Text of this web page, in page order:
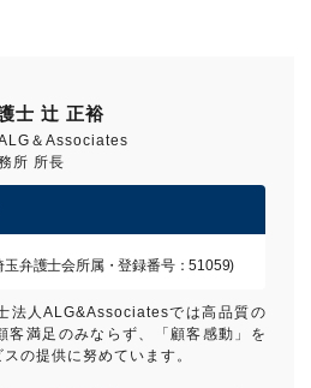
士 辻 正裕
＆Associates
所 所長
玉弁護士会所属・登録番号：51059)
法人ALG&Associatesでは高品質の
客満足のみならず、「顧客感動」を
の提供に努めています。